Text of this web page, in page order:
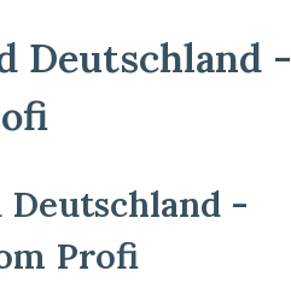
Deutschland -
-
Profi